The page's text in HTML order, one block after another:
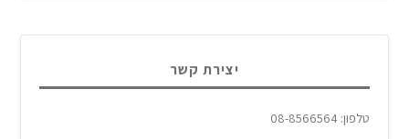
יצירת קשר
טלפון: 08-8566564